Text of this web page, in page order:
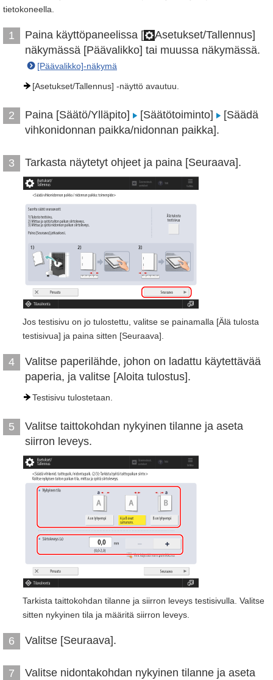
tietokoneella.
1 Paina käyttöpaneelissa [
Asetukset/Tallennus]
näkymässä [Päävalikko] tai muussa näkymässä.
[Päävalikko]-näkymä
[Asetukset/Tallennus] -näyttö avautuu.
2 Paina [Säätö/Ylläpito] [Säätötoiminto]
[Säädä
vihkonidonnan paikka/nidonnan paikka].
3 Tarkasta näytetyt ohjeet ja paina [Seuraava].
Jos testisivu on jo tulostettu, valitse se painamalla [Älä tulosta
testisivua] ja paina sitten [Seuraava].
4
Valitse paperilähde, johon on ladattu käytettävää
paperia, ja valitse [Aloita tulostus].
Testisivu tulostetaan.
5
Valitse taittokohdan nykyinen tilanne ja aseta
siirron leveys.
Tarkista taittokohdan tilanne ja siirron leveys testisivulla. Valitse
sitten nykyinen tila ja määritä siirron leveys.
6 Valitse [Seuraava].
7
Valitse nidontakohdan nykyinen tilanne ja aseta